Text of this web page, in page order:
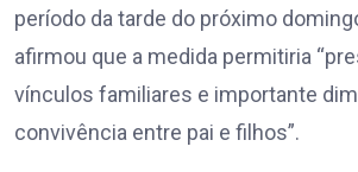
período da tarde do próximo
afirmou que a medida permitiria
vínculos familiares e importante
convivência entre pai e filhos”.